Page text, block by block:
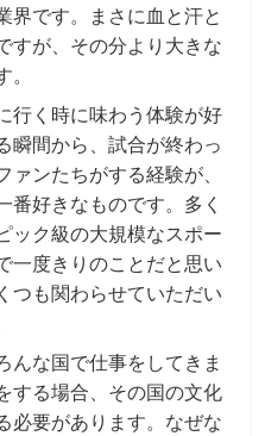
界です。まさに血と汗と
すが、その分より大きな
行く時に味わう体験が好
瞬間から、試合が終わっ
ンたちがする経験が、
番好きなものです。多く
ック級の大規模なスポー
一度きりのことだと思い
つも関わらせていただい
んな国で仕事をしてきま
する場合、その国の文化
必要があります。なぜな